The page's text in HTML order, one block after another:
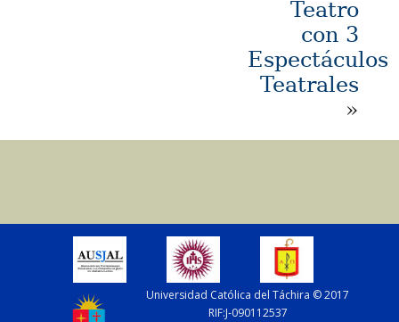
Teatro
con 3
Espectáculos
Teatrales
»
Universidad Católica del Táchira © 2017
RIF:J-090112537